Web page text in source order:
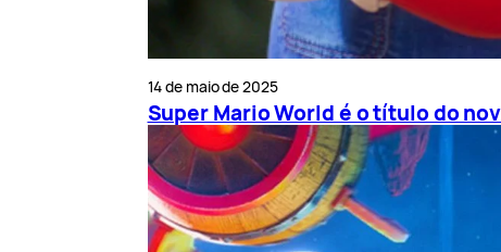
14 de maio de 2025
Super Mario World é o título do